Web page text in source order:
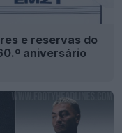
e reservas do
aniversário